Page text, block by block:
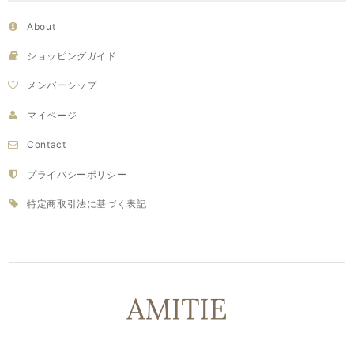
About
ショッピングガイド
メンバーシップ
マイページ
Contact
プライバシーポリシー
特定商取引法に基づく表記